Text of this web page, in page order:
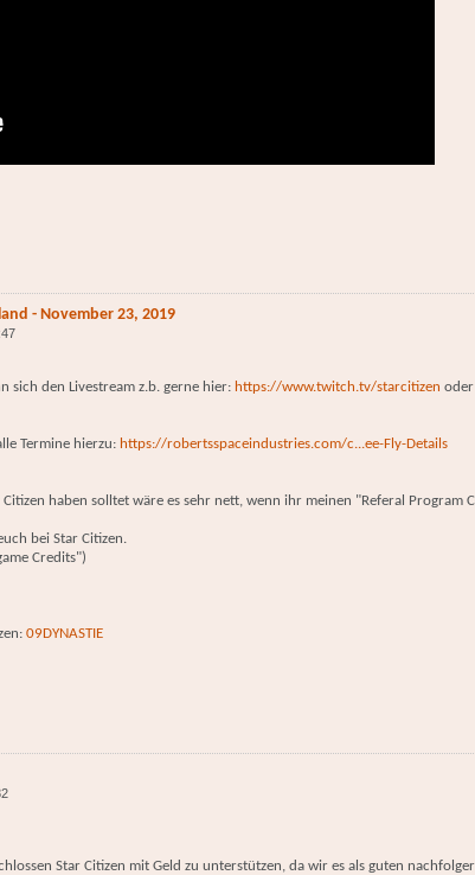
- November 23, 2019
sich den Livestream z.b. gerne hier: https://www.twitch.tv/starcitizen
Termine hierzu: https://robertsspaceindustries.com/c...ee-Fly-Details
haben solltet wäre es sehr nett, wenn ihr meinen "Referal Program
bei Star Citizen.
Credits")
09DYNASTIE
Star Citizen mit Geld zu unterstützen, da wir es als guten